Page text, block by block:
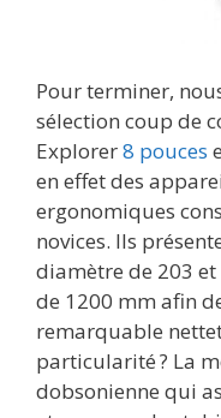
Pour terminer,
sélection coup de
Explorer8 pouces
en effet des
ergonomiques
novices. Ils
diamètre de 203
de 1200 mm afin
remarquable
particularité ? La
dobsonienne qui